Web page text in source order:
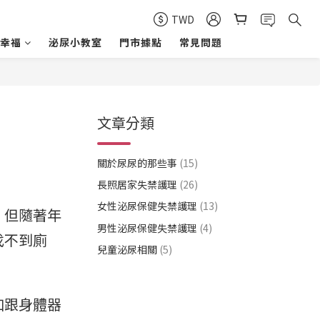
TWD
福
泌尿小教室 門市據點 常見問題
隨著年
到廁
身體器
文章分類
關於尿尿的那些事 (15)
長照居家失禁護理 (26)
女性泌尿保健失禁護理 (13)
男性泌尿保健失禁護理 (4)
兒童泌尿相關 (5)